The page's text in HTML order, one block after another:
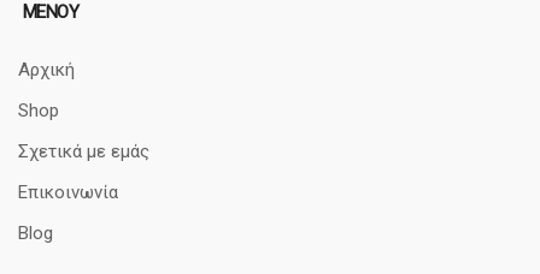
ΜΕΝΟΥ
Αρχική
Shop
Σχετικά με εμάς
Επικοινωνία
Blog